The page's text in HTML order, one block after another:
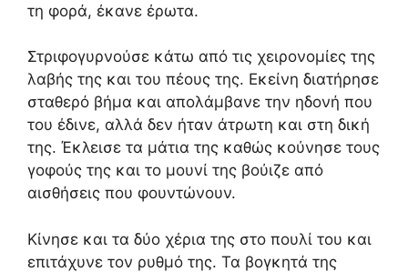
τη φορά, έκανε έρωτα.
Στριφογυρνούσε κάτω από τις χειρονομίες της
λαβής της και του πέους της. Εκείνη διατήρησε
σταθερό βήμα και απολάμβανε την ηδονή που
του έδινε, αλλά δεν ήταν άτρωτη και στη δική
της. Έκλεισε τα μάτια της καθώς κούνησε τους
γοφούς της και το μουνί της βούιζε από
αισθήσεις που φουντώνουν.
Κίνησε και τα δύο χέρια της στο πουλί του και
επιτάχυνε τον ρυθμό της. Τα βογκητά της